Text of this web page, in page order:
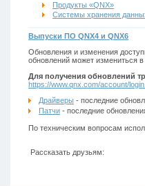
Продукты «QNX»
Системы хранения
Выпуски ПО QNX4 и QNX6
Обновления и изменения
обновлений может измениться
Для получения обновлений
https://www.qnx.com/account/
Драйверы - последние
Патчи - последние
По техническим вопросам
Рассказать друзьям: